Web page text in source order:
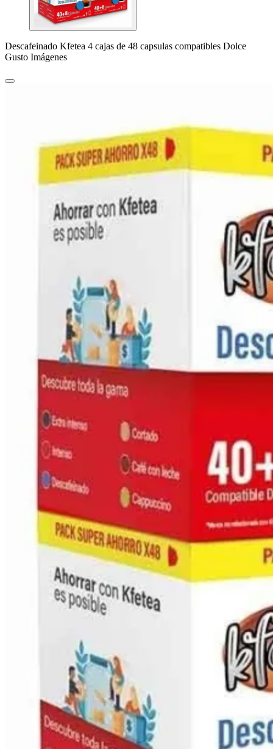
Descafeinado Kfetea 4 cajas de 48 capsulas compatibles Dolce
Gusto Imágenes